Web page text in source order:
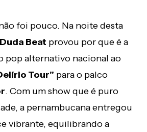
foi pouco. Na noite desta
Duda Beat provou por que é a
pop alternativo nacional ao
Tour” para o palco
. Com um show que é puro
a pernambucana entregou
vibrante, equilibrando a